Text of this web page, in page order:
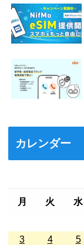
カレンダー
月 火 水
3
4 5